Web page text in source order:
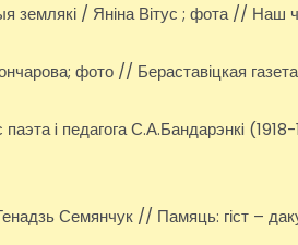
землякі / Яніна Вітус ; фота //
фото // Бераставіцкая
i педагога С.А.Бандарэнкi
Семянчук // Памяць: гіст –